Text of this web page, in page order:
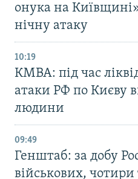
онука на
нічну атаку
10:19
КМВА: під час
атаки РФ по Києву
людини
09:49
Генштаб: за добу
військових, чотири